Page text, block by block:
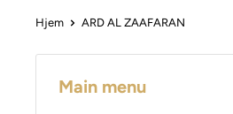
Hjem ARD AL ZAAFARAN
Main menu